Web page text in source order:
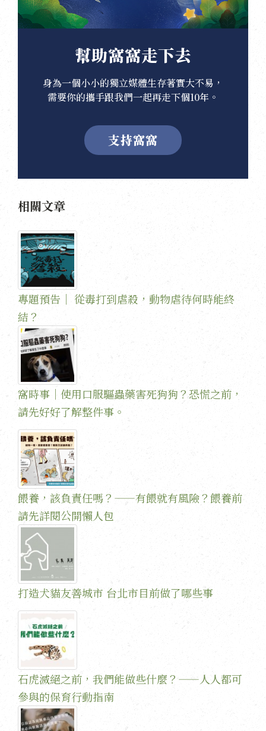
幫助窩窩走下去
身為一個小小的獨立媒體生存著實大不易，
需要你的攜手跟我們一起再走下個10年。
支持窩窩
相關文章
專題預告｜ 從毒打到虐殺，動物虐待何時能終
結？
窩時事｜使用口服驅蟲藥害死狗狗？恐慌之前，
請先好好了解整件事。
餵養，該負責任嗎？——有餵就有風險？餵養前
請先詳閱公開懶人包
打造犬貓友善城市 台北市目前做了哪些事
石虎滅絕之前，我們能做些什麼？——人人都可
參與的保育行動指南